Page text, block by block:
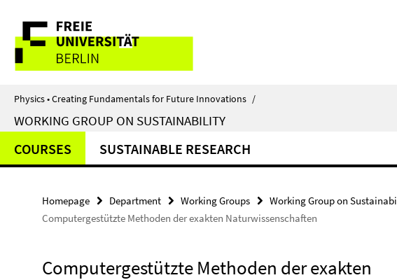
direkt
Inhalt
Service
Navigation
Physics • Creating Fundamentals for Future Innovations /
WORKING GROUP ON SUSTAINABILITY
COURSES SUSTAINABLE RESEARCH
Homepage Department Working Groups Working Group on
Computergestützte Methoden der exakten Naturwissenschaften
Computergestützte Methoden der exakten